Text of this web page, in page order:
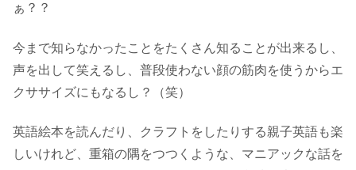
ぁ？？
今まで知らなかったことをたくさん知ることが出来るし、
声を出して笑えるし、普段使わない顔の筋肉を使うからエ
クササイズにもなるし？（笑）
英語絵本を読んだり、クラフトをしたりする親子英語も楽
しいけれど、重箱の隅をつつくような、マニアックな話を